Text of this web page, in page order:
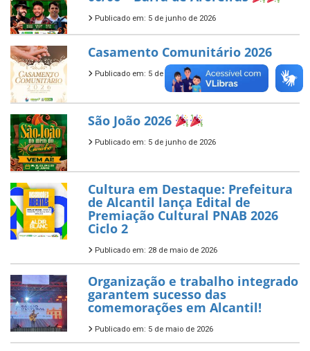
Publicado em: 5 de junho de 2026
Casamento Comunitário 2026
Publicado em: 5 de junho de 2026
São João 2026
Publicado em: 5 de junho de 2026
Cultura em Destaque: Prefeitura
de Alcantil lança Edital de
Premiação Cultural PNAB 2026
Ciclo 2
Publicado em: 28 de maio de 2026
Organização e trabalho integrado
garantem sucesso das
comemorações em Alcantil!
Publicado em: 5 de maio de 2026